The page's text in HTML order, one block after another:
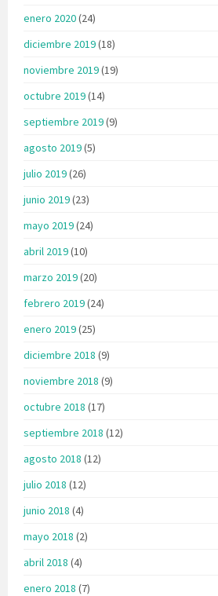
enero 2020(24)
diciembre 2019(18)
noviembre 2019(19)
octubre 2019(14)
septiembre 2019(9)
agosto 2019(5)
julio 2019(26)
junio 2019(23)
mayo 2019(24)
abril 2019(10)
marzo 2019(20)
febrero 2019(24)
enero 2019(25)
diciembre 2018 (9)
noviembre 2018 (9)
octubre 2018 (17)
septiembre 2018 (12)
agosto 2018 (12)
julio 2018 (12)
junio 2018 (4)
mayo 2018 (2)
abril 2018 (4)
enero 2018 (7)